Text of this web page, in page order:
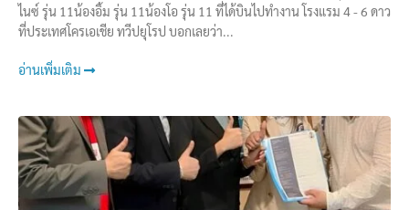
ไนซ์ รุ่น 11น้องอิ้ม รุ่น 11น้องโอ รุ่น 11 ที่ได้บินไปทำงาน โรงแรม 4 - 6 ดาว
ที่ประเทศโครเอเชีย ทวีปยุโรป บอกเลยว่า...
อ่านเพิ่มเติม